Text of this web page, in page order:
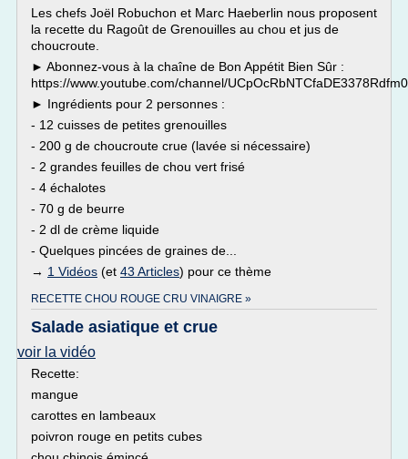
Les chefs Joël Robuchon et Marc Haeberlin nous proposent
la recette du Ragoût de Grenouilles au chou et jus de
choucroute.
► Abonnez-vous à la chaîne de Bon Appétit Bien Sûr :
https://www.youtube.com/channel/
► Ingrédients pour 2 personnes :
- 12 cuisses de petites grenouilles
- 200 g de choucroute crue (lavée si nécessaire)
- 2 grandes feuilles de chou vert frisé
- 4 échalotes
- 70 g de beurre
- 2 dl de crème liquide
- Quelques pincées de graines de...
→ 1 Vidéos (et 43 Articles) pour ce thème
RECETTE CHOU ROUGE CRU VINAIGRE »
Salade asiatique et crue
voir la vidéo
Recette:
mangue
carottes en lambeaux
poivron rouge en petits cubes